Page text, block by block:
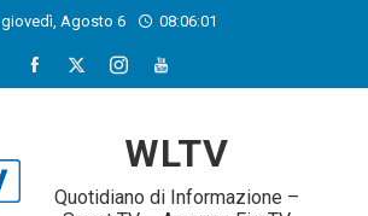
giovedì, Agosto 6 08:06:01
WLTV
Quotidiano di Informazione –